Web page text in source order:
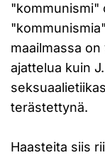
"kommunismi"
maailmassa
ajattelua kuin
terästettynä.
Haasteita siis